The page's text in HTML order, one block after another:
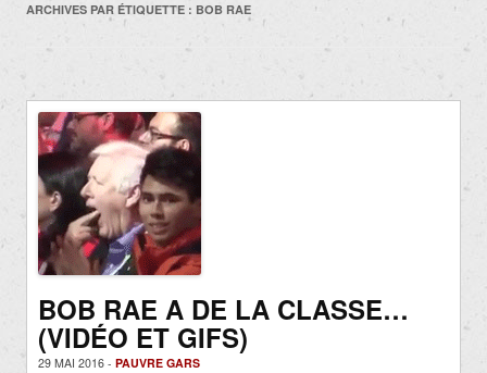
ARCHIVES PAR ÉTIQUETTE : BOB RAE
BOB RAE A DE LA CLASSE…
(VIDÉO ET GIFS)
29 MAI 2016 - PAUVRE GARS